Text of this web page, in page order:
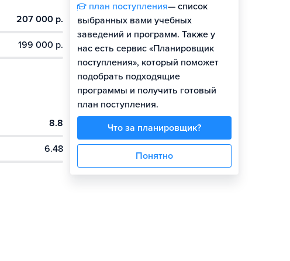
207 000 р.
199 000 р.
8.8
6.48
план поступления— список
выбранных вами учебных
заведений и программ. Также у
нас есть сервис «Планировщик
поступления», который поможет
подобрать подходящие
программы и получить готовый
план поступления.
Что за планировщик?
Понятно